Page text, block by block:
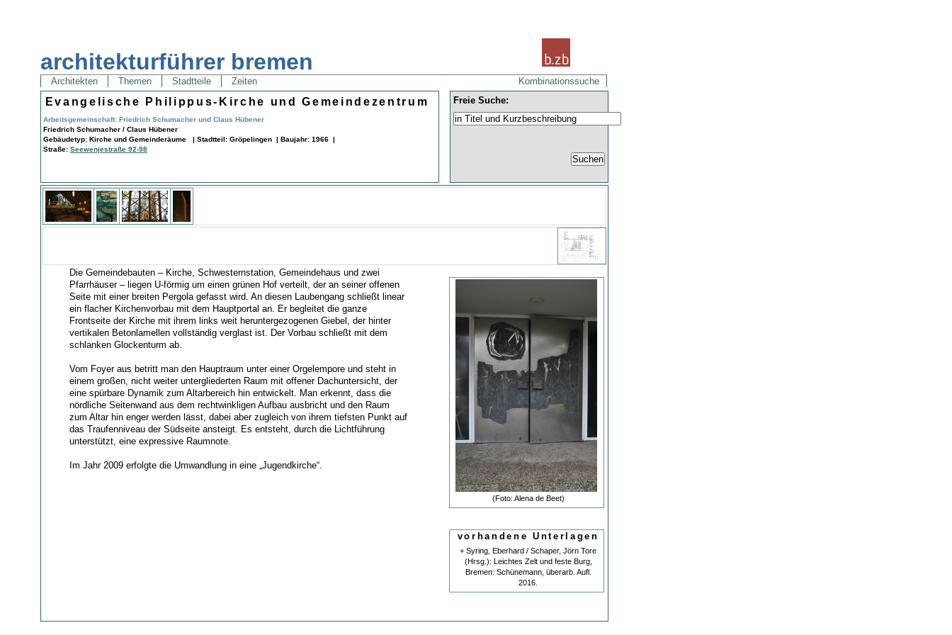
architekturführer bremen
Architekten Themen Stadtteile Zeiten Kombinationssuche
Evangelische Philippus-Kirche und Gemeindezentrum
Arbeitsgemeinschaft: Friedrich Schumacher und Claus Hübener
Friedrich Schumacher / Claus Hübener
Gebäudetyp: Kirche und Gemeinderäume | Stadtteil: Gröpelingen | Baujahr: 1966 |
Straße: Seewenjestraße 92-98
Freie Suche:
(Foto: Alena de Beet)
vorhandene Unterlagen
+ Syring, Eberhard / Schaper, Jörn Tore
(Hrsg.): Leichtes Zelt und feste Burg,
Bremen: Schünemann, überarb. Aufl.
2016.
Die Gemeindebauten – Kirche, Schwesternstation, Gemeindehaus und zwei
Pfarrhäuser – liegen U-förmig um einen grünen Hof verteilt, der an seiner offenen
Seite mit einer breiten Pergola gefasst wird. An diesen Laubengang schließt linear
ein flacher Kirchenvorbau mit dem Hauptportal an. Er begleitet die ganze
Frontseite der Kirche mit ihrem links weit heruntergezogenen Giebel, der hinter
vertikalen Betonlamellen vollständig verglast ist. Der Vorbau schließt mit dem
schlanken Glockenturm ab.
Vom Foyer aus betritt man den Hauptraum unter einer Orgelempore und steht in
einem großen, nicht weiter untergliederten Raum mit offener Dachuntersicht, der
eine spürbare Dynamik zum Altarbereich hin entwickelt. Man erkennt, dass die
nördliche Seitenwand aus dem rechtwinkligen Aufbau ausbricht und den Raum
zum Altar hin enger werden lässt, dabei aber zugleich von ihrem tiefsten Punkt auf
das Traufenniveau der Südseite ansteigt. Es entsteht, durch die Lichtführung
unterstützt, eine expressive Raumnote.
Im Jahr 2009 erfolgte die Umwandlung in eine „Jugendkirche“.